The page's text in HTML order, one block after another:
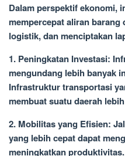
Dalam perspektif ekonomi,
mempercepat aliran barang
logistik, dan menciptakan
1. Peningkatan Investasi:
mengundang lebih banyak
Infrastruktur transportasi
membuat suatu daerah
2. Mobilitas yang Efisien:
yang lebih cepat dapat
meningkatkan produktivitas.